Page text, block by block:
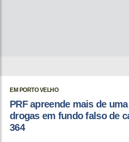
EM PORTO VELHO
PRF apreende mais de
drogas em fundo falso de
364